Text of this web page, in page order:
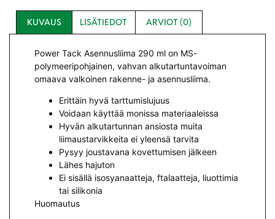
KUVAUS LISÄTIEDOT ARVIOT (0)
Power Tack Asennusliima 290 ml on MS-
polymeeripohjainen, vahvan alkutartuntavoiman
omaava valkoinen rakenne- ja asennusliima.
Erittäin hyvä tarttumislujuus
Voidaan käyttää monissa materiaaleissa
Hyvän alkutartunnan ansiosta muita
liimaustarvikkeita ei yleensä tarvita
Pysyy joustavana kovettumisen jälkeen
Lähes hajuton
Ei sisällä isosyanaatteja, ftalaatteja, liuottimia
tai silikonia
Huomautus